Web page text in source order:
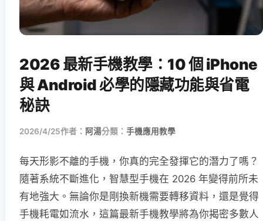
2026 最新手機教學：10 個 iPhone
與 Android 必學的隱藏功能與省電
秘訣
2026/4/25作者： 阿湯分類： 手機應用教學
每天形影不離的手機，你真的完全發揮它的潛力了嗎？
隨著系統不斷進化，智慧型手機在 2026 年變得前所未
有地強大。無論你是剛換新機需要轉移資料，還是覺得
手機耗電如流水，這篇最新手機教學將為你揭密多數人